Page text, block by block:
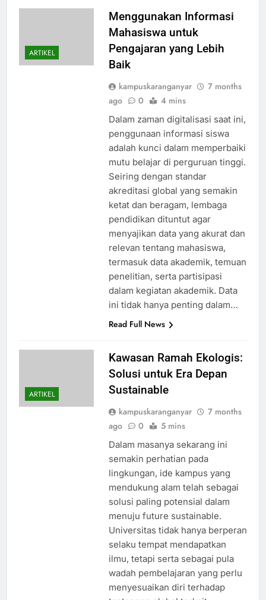
ARTIKEL
Menggunakan Informasi
Mahasiswa untuk
Pengajaran yang Lebih
Baik
kampuskaranganyar
7 months
ago
0 4 mins
Dalam zaman digitalisasi saat ini,
penggunaan informasi siswa
adalah kunci dalam memperbaiki
mutu belajar di perguruan tinggi.
Seiring dengan standar
akreditasi global yang semakin
ketat dan beragam, lembaga
pendidikan dituntut agar
menyajikan data yang akurat dan
relevan tentang mahasiswa,
termasuk data akademik, temuan
penelitian, serta partisipasi
dalam kegiatan akademik. Data
ini tidak hanya penting dalam…
Read Full News
ARTIKEL
Kawasan Ramah Ekologis:
Solusi untuk Era Depan
Sustainable
kampuskaranganyar
7 months
ago
0 5 mins
Dalam masanya sekarang ini
semakin perhatian pada
lingkungan, ide kampus yang
mendukung alam telah sebagai
solusi paling potensial dalam
menuju future sustainable.
Universitas tidak hanya berperan
selaku tempat mendapatkan
ilmu, tetapi serta sebagai pula
wadah pembelajaran yang perlu
menyesuaikan diri terhadap